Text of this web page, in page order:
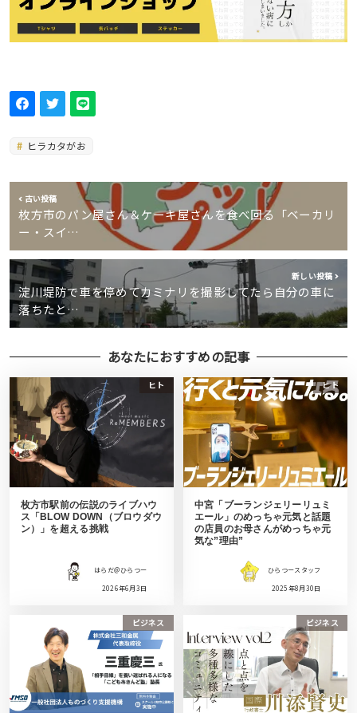
ヒラカタがお
古い投稿
枚方市のパン屋さん＆ケーキ屋さんを食べ回る「ベーカリ
ー・スイ…
新しい投稿
淀川堤防で車を停めてカミナリを撮影してたら自分の車に
落ちたと…
あなたにおすすめの記事
ヒト
枚方市駅前の伝説のライブハウ
ス「BLOW DOWN（ブロウダウ
ン）」を超える挑戦
はらだ＠ひらつー
2026年6月3日
ヒト
中宮「ブーランジェリーリュミ
エール」のめっちゃ元気と話題
の店員のお母さんがめっちゃ元
気な”理由”
ひらつースタッフ
2025年8月30日
ビジネス ビジネス